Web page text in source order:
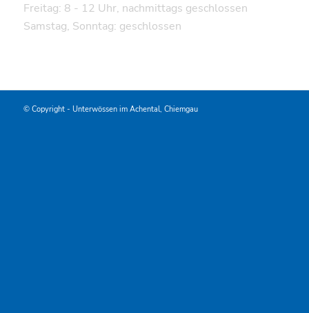
Freitag: 8 - 12 Uhr, nachmittags geschlossen
Samstag, Sonntag: geschlossen
© Copyright - Unterwössen im Achental, Chiemgau